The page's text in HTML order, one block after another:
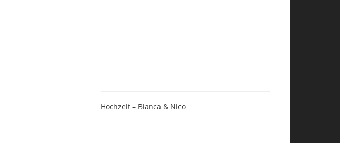
Hochzeit – Bianca & Nico